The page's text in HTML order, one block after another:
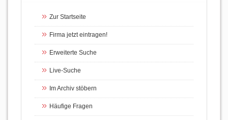
Zur Startseite
Firma jetzt eintragen!
Erweiterte Suche
Live-Suche
Im Archiv stöbern
Häufige Fragen